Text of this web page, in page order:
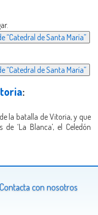
“Catedral de Santa María”
“Catedral de Santa María”
:
la batalla de Vitoria, y que
‘La Blanca’, el Celedón
Contacta con nosotros